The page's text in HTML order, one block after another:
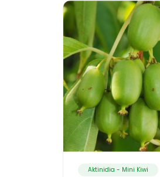
Aktinidia - Mini Kiwi